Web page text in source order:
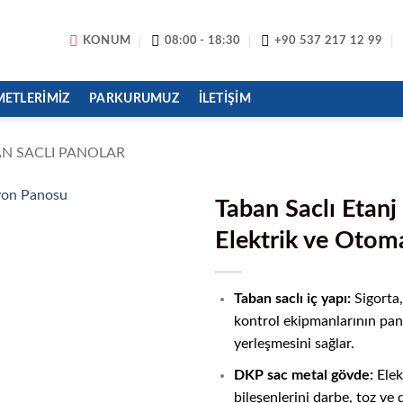
KONUM 08:00 - 18:30 +90 537 217 12 99
PARKURUMUZ İLETIŞIM
SACLI PANOLAR
Taban Saclı
Elektrik ve
Taban saclı iç yapı:Sigorta,
kontrol ekipmanlarının
yerleşmesini sağlar.
DKP sac metal gövde:
bileşenlerini darbe, toz ve